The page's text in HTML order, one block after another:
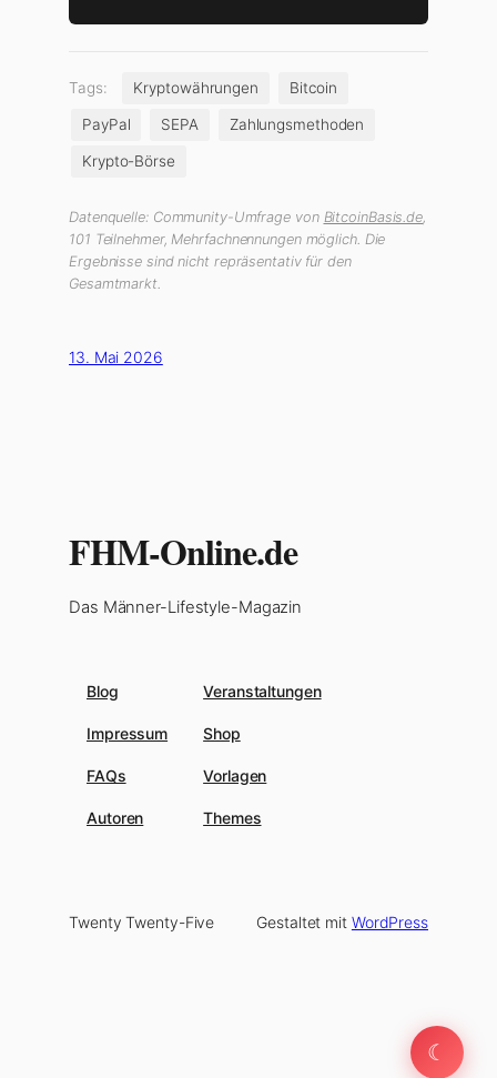
Tags: Kryptowährungen Bitcoin
PayPal SEPA Zahlungsmethoden
Krypto-Börse
Datenquelle: Community-Umfrage von BitcoinBasis.de,
101 Teilnehmer, Mehrfachnennungen möglich. Die
Ergebnisse sind nicht repräsentativ für den
Gesamtmarkt.
13. Mai 2026
FHM-Online.de
Das Männer-Lifestyle-Magazin
Blog
Impressum
FAQs
Autoren
Veranstaltungen
Shop
Vorlagen
Themes
Twenty Twenty-Five Gestaltet mit WordPress
☾